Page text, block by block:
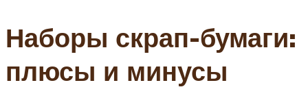
Наборы скрап-бумаги:
плюсы и минусы